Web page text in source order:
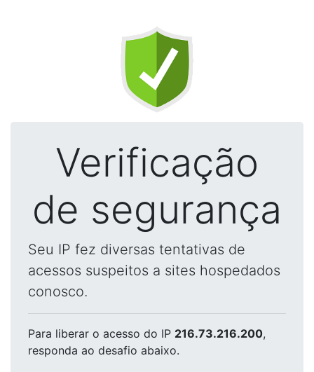
Verificação
de segurança
Seu IP fez diversas tentativas de
acessos suspeitos a sites hospedados
conosco.
Para liberar o acesso do IP 216.73.216.200,
responda ao desafio abaixo.